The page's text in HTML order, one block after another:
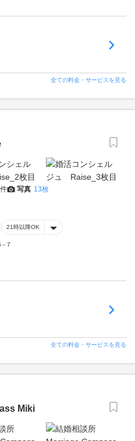
全ての料金・サービスを見る
写真 13枚
21時以降OK
7
全ての料金・サービスを見る
Miki